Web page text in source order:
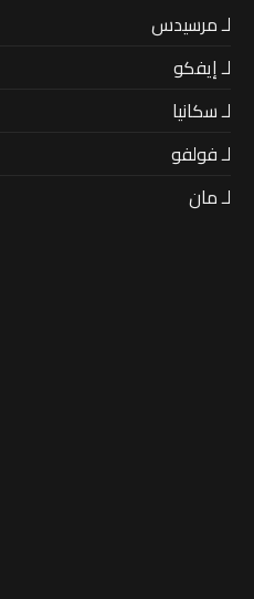
لـ مرسيدس
لـ إيفكو
لـ سكانيا
لـ فولفو
لـ مان